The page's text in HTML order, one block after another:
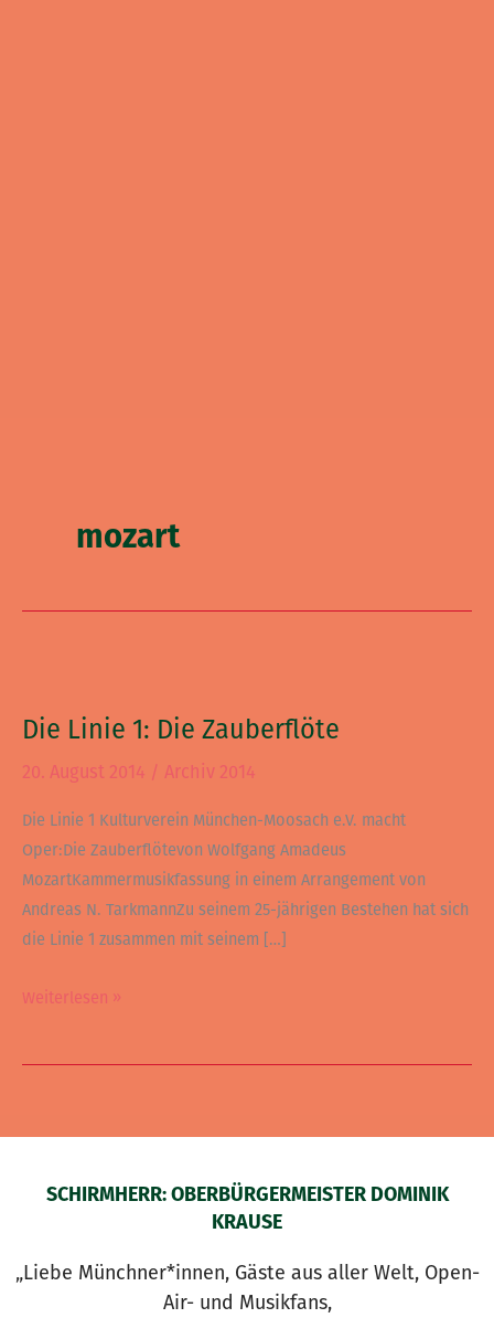
mozart
Die Linie 1: Die Zauberflöte
20. August 2014 / Archiv 2014
Die Linie 1 Kulturverein München-Moosach e.V. macht
Oper:Die Zauberflötevon Wolfgang Amadeus
MozartKammermusikfassung in einem Arrangement von
Andreas N. TarkmannZu seinem 25-jährigen Bestehen hat sich
die Linie 1 zusammen mit seinem […]
1:
Zauberflöte
Weiterlesen »
SCHIRMHERR: OBERBÜRGERMEISTER DOMINIK
KRAUSE
„Liebe Münchner*innen, Gäste aus aller Welt, Open-
Air- und Musikfans,